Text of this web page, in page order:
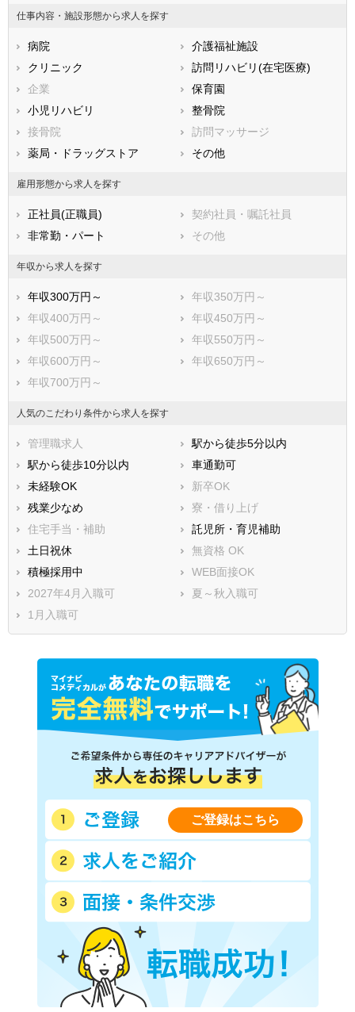
香川県
高知県
福岡県
長崎県
熊本県
鹿児島県
仕事内容・施設形態から求人を探す
病院
介護福祉施設
クリニック
訪問リハビリ(在宅医療)
企業
保育園
小児リハビリ
整骨院
接骨院
訪問マッサージ
薬局・ドラッグストア
その他
雇用形態から求人を探す
正社員(正職員)
契約社員・嘱託社員
非常勤・パート
その他
年収から求人を探す
年収300万円～
年収350万円～
年収400万円～
年収450万円～
年収500万円～
年収550万円～
年収600万円～
年収650万円～
年収700万円～
人気のこだわり条件から求人を探す
管理職求人
駅から徒歩5分以内
駅から徒歩10分以内
車通勤可
未経験OK
新卒OK
残業少なめ
寮・借り上げ
住宅手当・補助
託児所・育児補助
土日祝休
無資格 OK
積極採用中
WEB面接OK
2027年4月入職可
夏～秋入職可
1月入職可
ご登録はこちら